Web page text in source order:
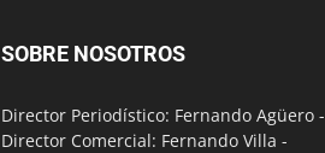
SOBRE NOSOTROS
Director Periodístico: Fernando Agüero -
Director Comercial: Fernando Villa -